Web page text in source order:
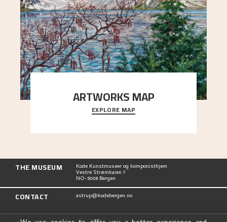
ARTWORKS MAP
Explore the locations and viewpoints in Astrup's
art.
EXPLORE MAP
THE MUSEUM Kode Kunstmuseer og komponisthjem
Vestre Strømkaien 7
NO-5008 Bergen
CONTACT astrup@kodebergen.no